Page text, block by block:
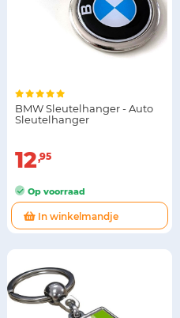
BMW Sleutelhanger - Auto
Sleutelhanger
12 95
Op voorraad
In winkelmandje